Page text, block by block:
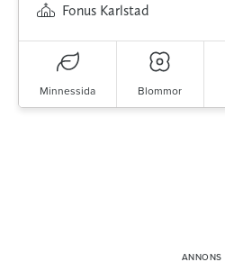
Fonus Karlstad
Minnessida Blommor